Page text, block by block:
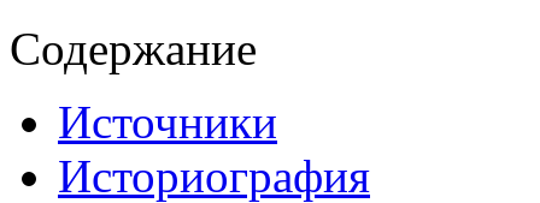
Содержание
Источники
Историография